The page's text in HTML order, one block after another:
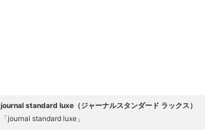
journal standard luxe（ジャーナルスタンダード ラックス）
「journal standard luxe」